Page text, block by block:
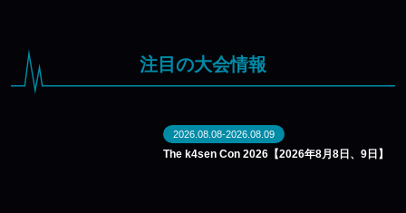
注目の大会情報
2026.08.08-2026.08.09
The k4sen Con 2026【2026年8月8日、9日】